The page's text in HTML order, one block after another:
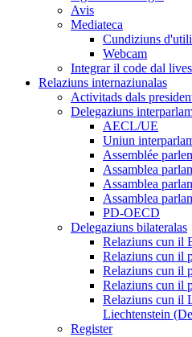
Avis
Mediateca
Cundiziuns
Webcam
Integrar il code dal
Relaziuns internaziunalas
Activitads dals
Delegaziuns
AECL/UE
Uniun
Assemblée
Assamblea
Assamblea
Assamblea
PD-OECD
Delegaziuns bilateralas
Relaziuns cun il
Relaziuns cun il
Relaziuns cun il
Relaziuns cun il
Relaziuns cun il
Liechtenstein
Register